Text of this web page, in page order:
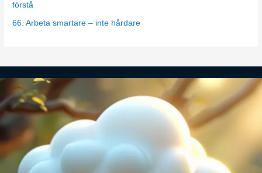
s
förstå
66. Arbeta smartare – inte hårdare